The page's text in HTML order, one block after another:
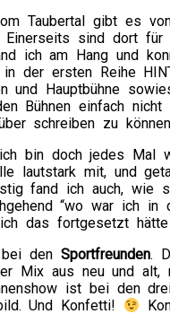
Taubertal gibt es
sind dort für
ich am Hang und
der ersten Reihe
und Hauptbühne
Bühnen einfach
schreiben zu
bin doch jedes Mal
lautstark mit, und
fand ich auch, wie
“wo war ich
das fortgesetzt
den Sportfreunden.
Mix aus neu und alt,
ist bei den
Und Konfetti!